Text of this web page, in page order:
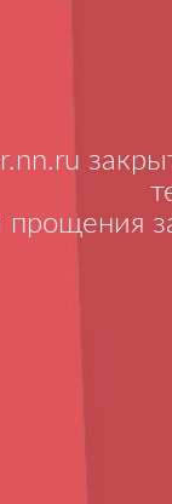
прощения